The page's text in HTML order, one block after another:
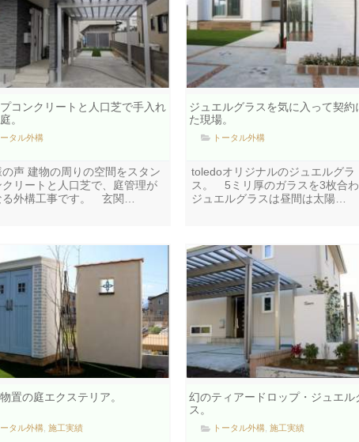
コンクリートと人口芝で手入れ
。
ータル外構
の声 建物の周りの空間をスタン
クリートと人口芝で、庭管理が
る外構工事です。 玄関…
ジュエルグラスを気に入って契約
た現場。
トータル外構
toledoオリジナルのジュエルグラ
ス。 5ミリ厚のガラスを3枚合
ジュエルグラスは昼間は太陽…
置の庭エクステリア。
ータル外構, 施工実績
幻のティアードロップ・ジュエル
ス。
トータル外構,施工実績